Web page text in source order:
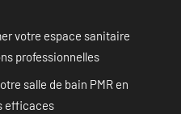
votre espace sanitaire
professionnelles
salle de bain PMR en
efficaces